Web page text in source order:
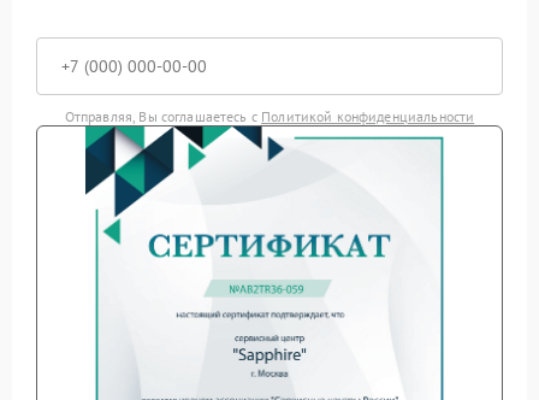
Отправляя, Вы соглашаетесь с Политикой конфиденциальности